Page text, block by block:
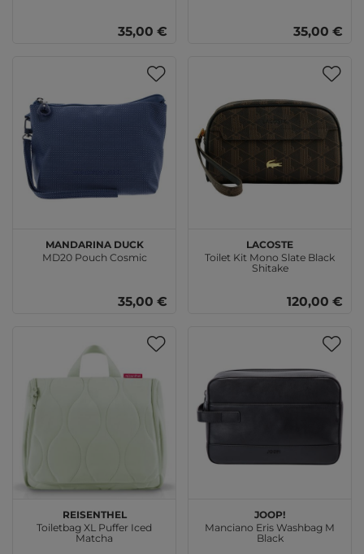
35,00 € 35,00 €
MANDARINA DUCK
MD20 Pouch Cosmic
35,00 €
LACOSTE
Toilet Kit Mono Slate Black
Shitake
120,00 €
reisenthel
Toiletbag XL Puffer Iced
Matcha
JOOP!
Manciano Eris Washbag M
Black